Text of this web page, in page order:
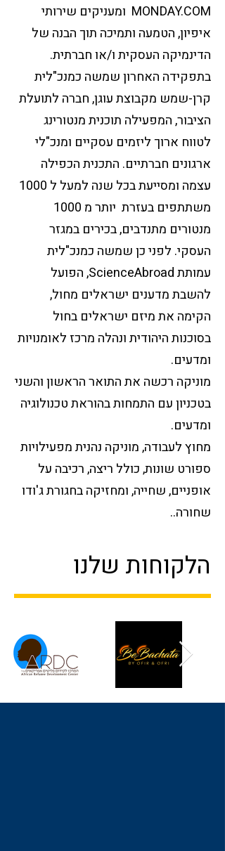
MONDAY.COM ומעניקים שירותי
איפיון, הטמעה ותמיכה תוך הבנה של
הדינמיקה העסקית ו/או חברתית.
בתפקידה האחרון שמשה כמנכ"לית
קרן-שמש מקבוצת עוגן, חברה לתועלת
הציבור, המפעילה תוכנית מנטורינג
לטווח ארוך ליזמים עסקיים ומנכ"לי
ארגונים חברתיים. התכנית הכפילה
עצמה ומסייעת בכל שנה למעל ל 1000
משתתפים בעזרת יותר מ 1000
מנטורים מתנדבים, בכירים במגזר
העסקי. לפני כן שמשה כמנכ"לית
עמותת ScienceAbroad, הפועל
להשבת מדענים ישראלים מחול,
הקימה את מיזם ישראלים בחול
בסוכנות היהודית ונהלה מרכז לאומנויות
ומדעים.
מוניקה רכשה את התואר הראשון והשני
בטכניון עם התמחות בהוראת טכנולוגיה
ומדעים.
מחוץ לעבודה, מוניקה נהנית מפעילויות
ספורט שונות, כולל ריצה, רכיבה על
אופניים, שחייה, ומחזיקה בחגורת ג'ודו
שחורה..
הלקוחות שלנו